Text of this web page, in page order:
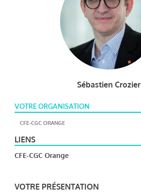
Sébastien Crozier
VOTRE ORGANISATION
CFE-CGC ORANGE
LIENS
CFE-CGC Orange
VOTRE PRÉSENTATION